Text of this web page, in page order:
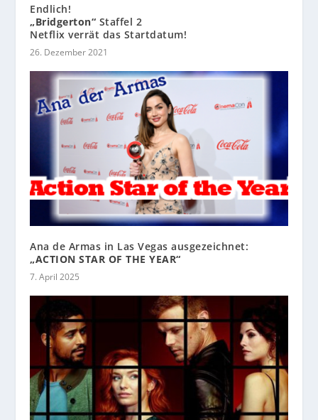
Endlich!
„Bridgerton“ Staffel 2
Netflix verrät das Startdatum!
26. Dezember 2021
Ana de Armas in Las Vegas ausgezeichnet:
„ACTION STAR OF THE YEAR“
7. April 2025